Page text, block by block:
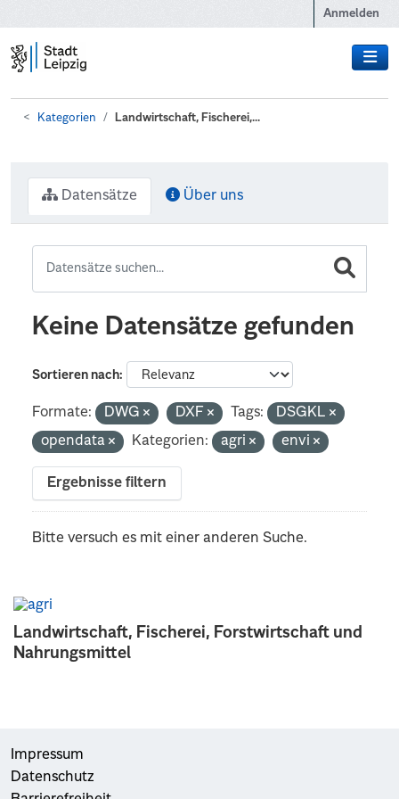
Anmelden
Kategorien Landwirtschaft, Fischerei,...
Landwirtschaft, Fischerei, Forstwirtschaft und
Nahrungsmittel
Datensätze Über uns
Keine Datensätze gefunden
Sortieren nach
Formate: DWG DXF Tags:
DSGKL
opendata
Kategorien: agri envi
Ergebnisse filtern
Bitte versuch es mit einer anderen Suche.
Impressum
Datenschutz